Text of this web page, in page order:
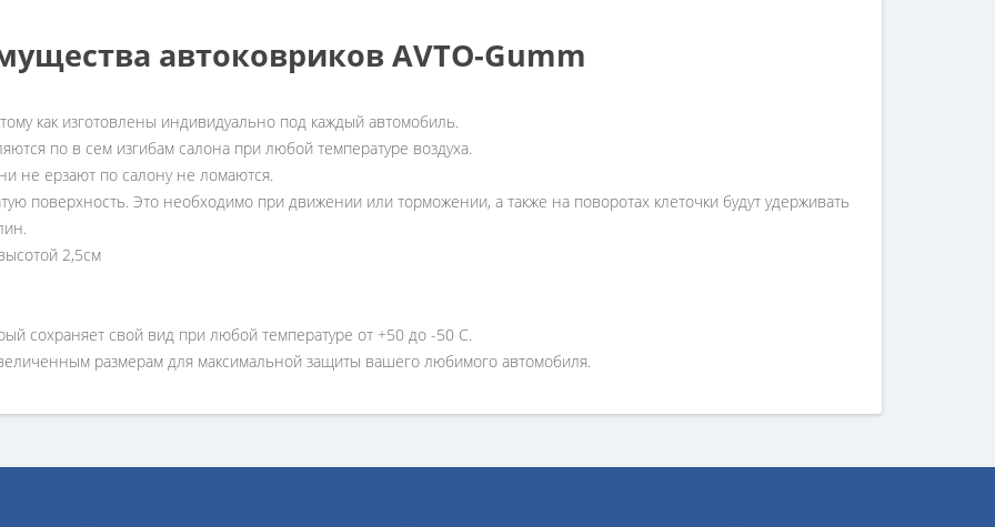
автоковриков AVTO-Gumm
как изготовлены индивидуально под каждый автомобиль.
по в сем изгибам салона при любой температуре воздуха.
не ерзают по салону не ломаются.
поверхность. Это необходимо при движении или торможении, а также на поворотах клеточки будут удерживать
2,5см
сохраняет свой вид при любой температуре от +50 до -50 С.
размерам для максимальной защиты вашего любимого автомобиля.